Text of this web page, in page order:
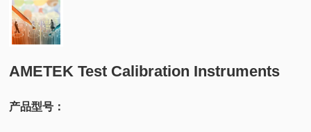
AMETEK Test Calibration Instruments
产品型号：